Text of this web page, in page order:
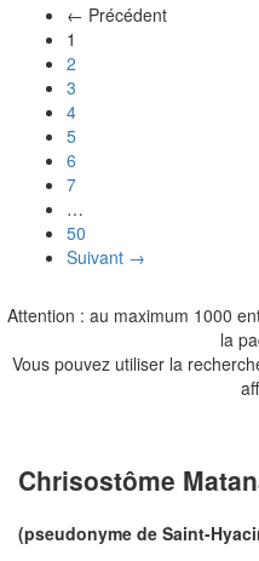
← Précédent
1
2
3
4
5
6
7
…
50
Suivant →
Attention : au maximum 1000
la
Vous pouvez utiliser la
Chrisostôme
(pseudonyme de Saint-